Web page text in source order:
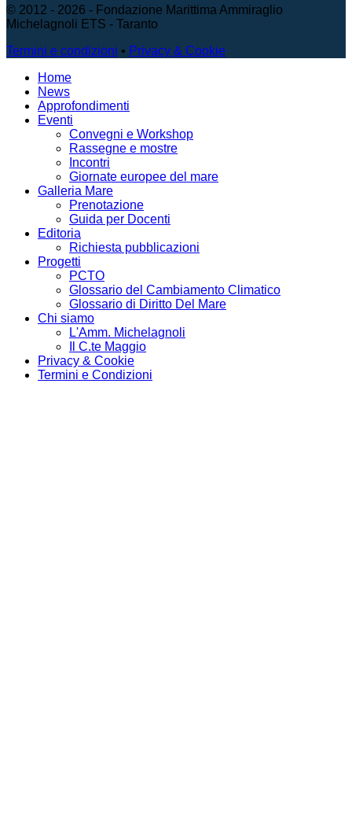
© 2012 - 2026 - Fondazione Marittima Ammiraglio
Michelagnoli ETS - Taranto
Termini e condizioni • Privacy & Cookie
Home
News
Approfondimenti
Eventi
Convegni e Workshop
Rassegne e mostre
Incontri
Giornate europee del mare
Galleria Mare
Prenotazione
Guida per Docenti
Editoria
Richiesta pubblicazioni
Progetti
PCTO
Glossario del Cambiamento Climatico
Glossario di Diritto Del Mare
Chi siamo
L'Amm. Michelagnoli
Il C.te Maggio
Privacy & Cookie
Termini e Condizioni